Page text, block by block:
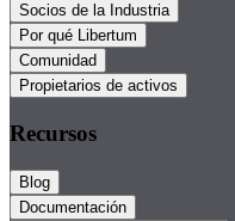
Socios de la Industria
Por qué Libertum
Comunidad
Propietarios de activos
Recursos
Blog
Documentación